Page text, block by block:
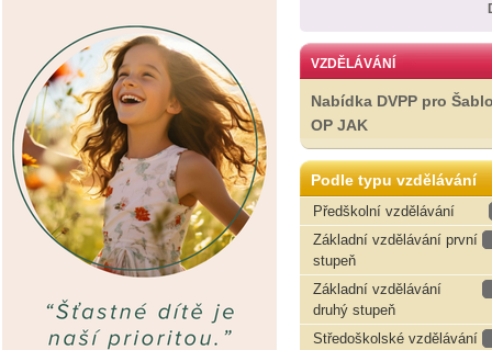
VZDĚLÁVÁNÍ
Nabídka DVPP pro
OP JAK
Podle typu vzdělávání
Předškolní vzdělávání
Základní vzdělávání první
stupeň
Základní vzdělávání
druhý stupeň
Středoškolské vzdělávání